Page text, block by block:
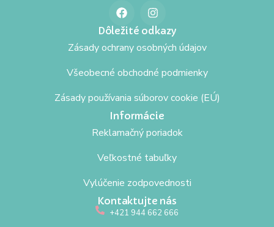
Dôležité odkazy
Zásady ochrany osobných údajov
Všeobecné obchodné podmienky
Zásady používania súborov cookie (EÚ)
Informácie
Reklamačný poriadok
Veľkostné tabuľky
Vylúčenie zodpovednosti
Kontaktujte nás
+421 944 662 666